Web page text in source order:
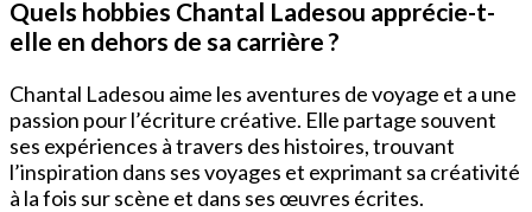
Quels hobbies Chantal Ladesou apprécie-t-
elle en dehors de sa carrière ?
Chantal Ladesou aime les aventures de voyage et a une
passion pour l’écriture créative. Elle partage souvent
ses expériences à travers des histoires, trouvant
l’inspiration dans ses voyages et exprimant sa créativité
à la fois sur scène et dans ses œuvres écrites.